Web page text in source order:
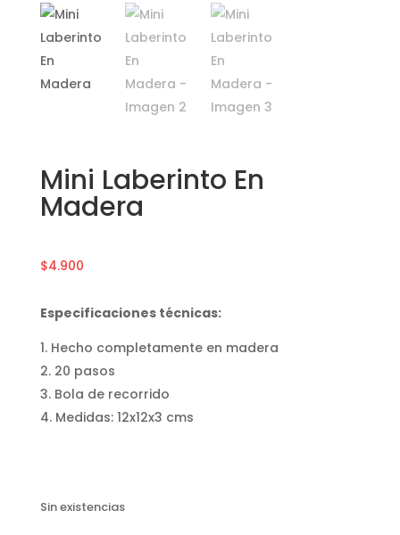
Mini Laberinto En
Madera
$4.900
Especificaciones técnicas:
Hecho completamente en madera
20 pasos
Bola de recorrido
Medidas: 12x12x3 cms
Sin existencias